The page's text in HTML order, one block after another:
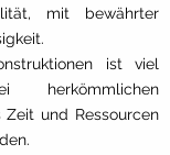
mit bewährter
ist viel
Zeit und Ressourcen